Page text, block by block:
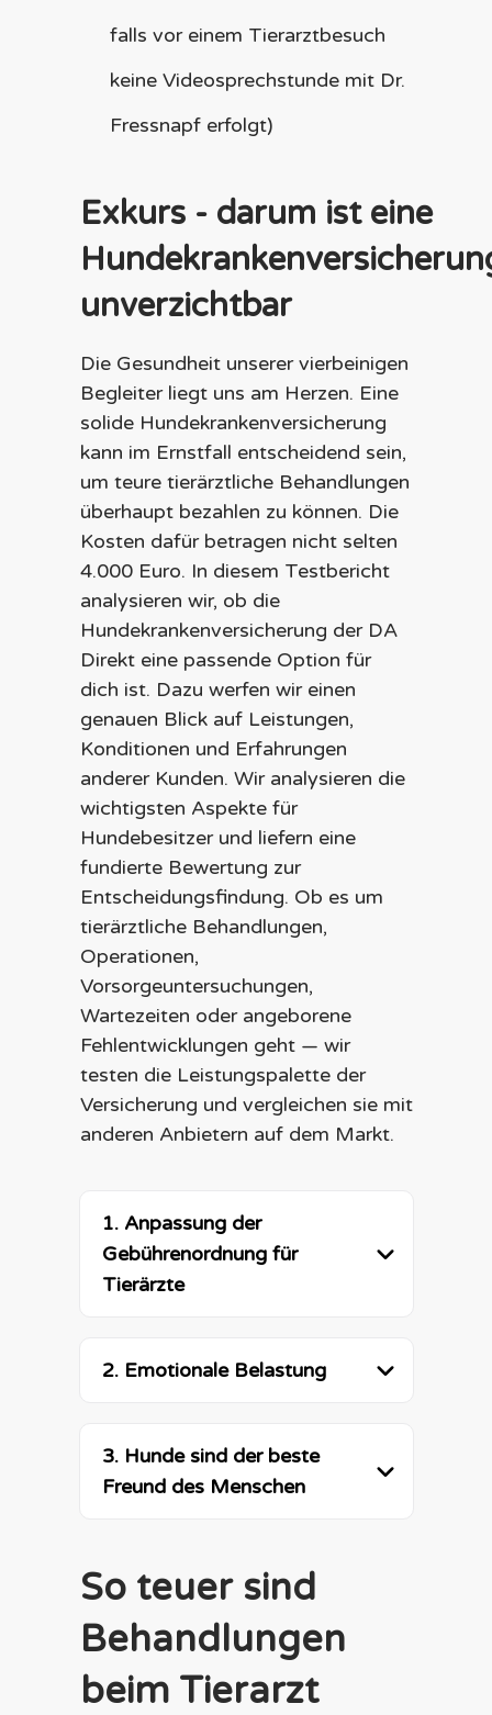
falls vor einem Tierarztbesuch
keine Videosprechstunde mit Dr.
Fressnapf erfolgt)
Exkurs - darum ist eine
unverzichtbar
Die Gesundheit unserer vierbeinigen
Begleiter liegt uns am Herzen. Eine
solide Hundekrankenversicherung
kann im Ernstfall entscheidend sein,
um teure tierärztliche Behandlungen
überhaupt bezahlen zu können. Die
Kosten dafür betragen nicht selten
4.000 Euro. In diesem Testbericht
analysieren wir, ob die
Hundekrankenversicherung der DA
Direkt eine passende Option für
dich ist. Dazu werfen wir einen
genauen Blick auf Leistungen,
Konditionen und Erfahrungen
anderer Kunden. Wir analysieren die
wichtigsten Aspekte für
Hundebesitzer und liefern eine
fundierte Bewertung zur
Entscheidungsfindung. Ob es um
tierärztliche Behandlungen,
Operationen,
Vorsorgeuntersuchungen,
Wartezeiten oder angeborene
Fehlentwicklungen geht — wir
testen die Leistungspalette der
Versicherung und vergleichen sie mit
anderen Anbietern auf dem Markt.
1. Anpassung der
Gebührenordnung für
Tierärzte
2. Emotionale Belastung
3. Hunde sind der beste
Freund des Menschen
So teuer sind
Behandlungen
beim Tierarzt